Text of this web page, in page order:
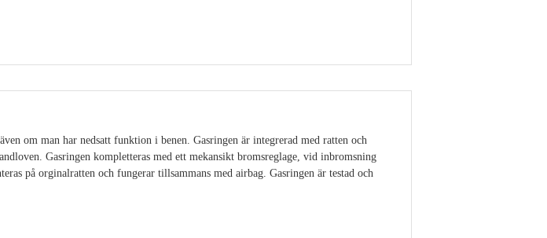
om man har nedsatt funktion i benen. Gasringen är integrerad med ratten och
Gasringen kompletteras med ett mekansikt bromsreglage, vid inbromsning
på orginalratten och fungerar tillsammans med airbag. Gasringen är testad och